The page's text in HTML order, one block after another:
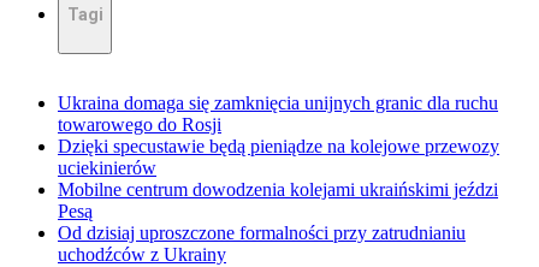
Tagi
Ukraina domaga się zamknięcia unijnych granic dla ruchu
towarowego do Rosji
Dzięki specustawie będą pieniądze na kolejowe przewozy
uciekinierów
Mobilne centrum dowodzenia kolejami ukraińskimi jeździ
Pesą
Od dzisiaj uproszczone formalności przy zatrudnianiu
uchodźców z Ukrainy